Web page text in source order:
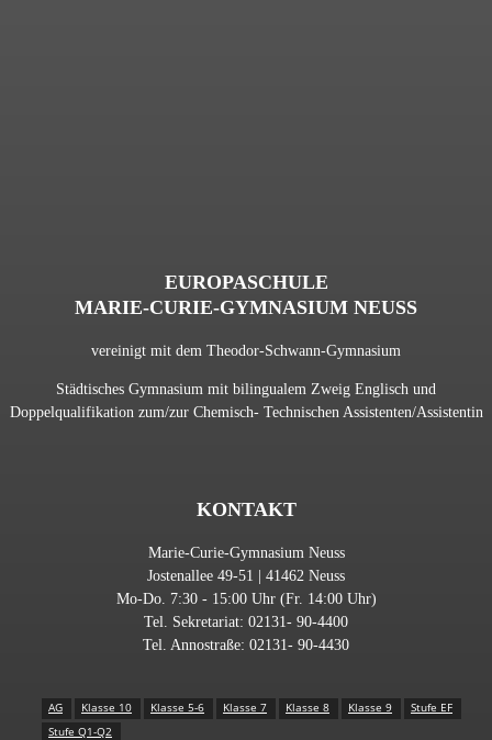
AG Klasse 10 Klasse 5-6 Klasse 7 Klasse 8 Klasse 9
Stufe EF
Stufe Q1-Q2
EUROPASCHULE
MARIE-CURIE-GYMNASIUM NEUSS
vereinigt mit dem Theodor-Schwann-Gymnasium
Städtisches Gymnasium mit bilingualem Zweig Englisch und
Doppelqualifikation zum/zur Chemisch- Technischen Assistenten/Assistentin
KONTAKT
Marie-Curie-Gymnasium Neuss
Jostenallee 49-51 | 41462 Neuss
Mo-Do. 7:30 - 15:00 Uhr (Fr. 14:00 Uhr)
Tel. Sekretariat: 02131- 90-4400
Tel. Annostraße: 02131- 90-4430